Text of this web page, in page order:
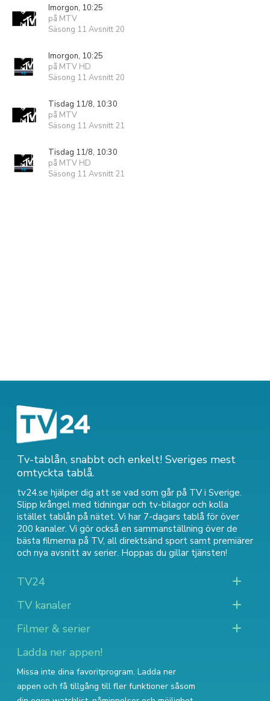
Imorgon, 10:25
på MTV
Säsong 11 Avsnitt 20
Imorgon, 10:25
på MTV HD
Säsong 11 Avsnitt 20
Tisdag 11/8, 10:30
på MTV
Säsong 11 Avsnitt 21
Tisdag 11/8, 10:30
på MTV HD
Säsong 11 Avsnitt 21
Tv-tablån, snabbt och enkelt! Sveriges mest
omtyckta tablå.
tv24.se hjälper dig att se vad som går på TV i Sverige.
Slipp krångel med tidningar och tv-bilagor och kolla
istället tablån på nätet. Vi har 7-dagars tablå för över
200 kanaler. Vi gör också en sammanställning över de
bästa filmerna på TV, all direktsänd sport samt premiärer
och nya avsnitt av serier. Hoppas du gillar tjänsten!
TV24
TV kanaler
Filmer & serier
Ladda ner appen!
Missa inte dina favoritprogram. Ladda ner
appen och få tillgång till fler funktioner såsom